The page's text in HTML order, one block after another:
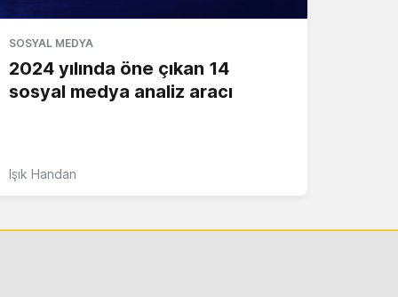
SOSYAL MEDYA
2024 yılında öne çıkan 14
sosyal medya analiz aracı
Işık Handan